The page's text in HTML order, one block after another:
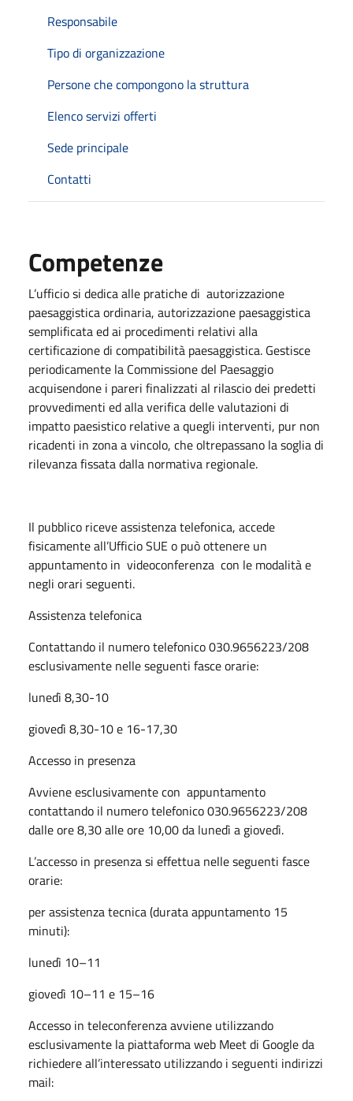
Responsabile
Tipo di organizzazione
Persone che compongono la struttura
Elenco servizi offerti
Sede principale
Contatti
Competenze
L’ufficio si dedica alle pratiche di autorizzazione
paesaggistica ordinaria, autorizzazione paesaggistica
semplificata ed ai procedimenti relativi alla
certificazione di compatibilità paesaggistica. Gestisce
periodicamente la Commissione del Paesaggio
acquisendone i pareri finalizzati al rilascio dei predetti
provvedimenti ed alla verifica delle valutazioni di
impatto paesistico relative a quegli interventi, pur non
ricadenti in zona a vincolo, che oltrepassano la soglia di
rilevanza fissata dalla normativa regionale.
Il pubblico riceve assistenza telefonica, accede
fisicamente all’Ufficio SUE o può ottenere un
appuntamento in videoconferenza con le modalità e
negli orari seguenti.
Assistenza telefonica
Contattando il numero telefonico 030.9656223/208
esclusivamente nelle seguenti fasce orarie:
lunedì 8,30-10
giovedì 8,30-10 e 16-17,30
Accesso in presenza
Avviene esclusivamente con appuntamento
contattando il numero telefonico 030.9656223/208
dalle ore 8,30 alle ore 10,00 da lunedì a giovedì.
L’accesso in presenza si effettua nelle seguenti fasce
orarie:
per assistenza tecnica (durata appuntamento 15
minuti):
lunedì 10–11
giovedì 10–11 e 15–16
Accesso in teleconferenza avviene utilizzando
esclusivamente la piattaforma web Meet di Google da
richiedere all’interessato utilizzando i seguenti indirizzi
mail: